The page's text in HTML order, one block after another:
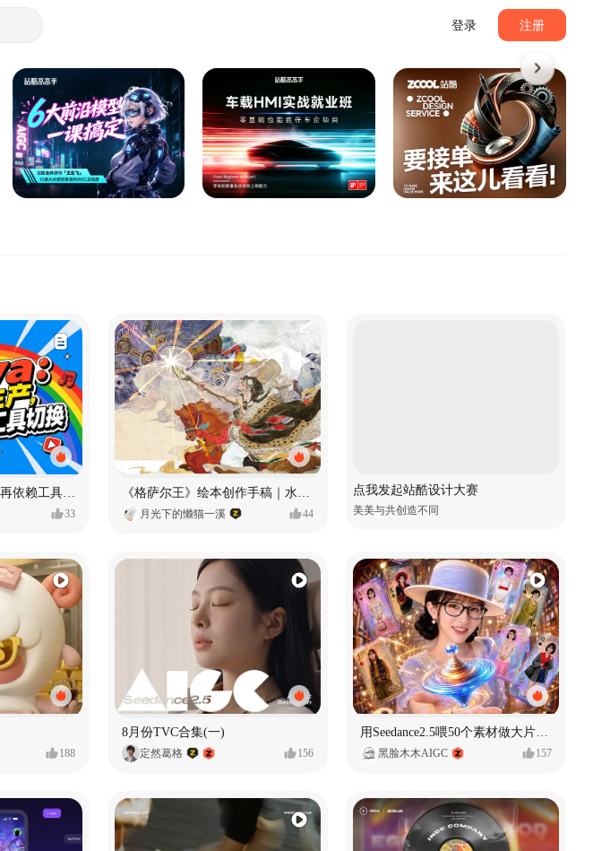
登录 注册
Flova：内容生产，不再依赖工具切换
33
《格萨尔王》绘本创作手稿｜水彩墨韵下的史诗回响
月光下的懒猫一溪 44
点我发起站酷设计大赛
美美与共创造不同
188
8月份TVC合集(一)
定然葛格 156 黑脸木木AIGC 157